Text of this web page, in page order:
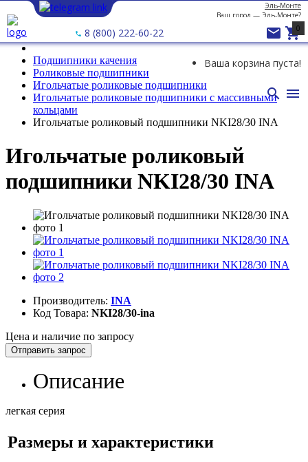
Эль-Монте
Ваш город — Эль-Монте?
8 (800) 222-60-22  
0
Ваша корзина пуста!
 
Подшипники качения
Роликовые подшипники
Игольчатые роликовые подшипники
Игольчатые роликовые подшипники с массивными
кольцами
Игольчатые роликовый подшипники NKI28/30 INA
Игольчатые роликовый
подшипники NKI28/30 INA
Производитель: INA
Код Товара: NKI28/30-ina
Цена и наличие по запросу
Отправить запрос
Описание
легкая серия
Размеры и характеристики